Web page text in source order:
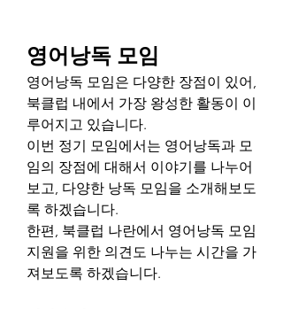
영어낭독 모임
영어낭독 모임은 다양한 장점이 있어,
북클럽 내에서 가장 왕성한 활동이 이
루어지고 있습니다.
이번 정기 모임에서는 영어낭독과 모
임의 장점에 대해서 이야기를 나누어
보고, 다양한 낭독 모임을 소개해보도
록 하겠습니다.
한편, 북클럽 나란에서 영어낭독 모임
지원을 위한 의견도 나누는 시간을 가
져보도록 하겠습니다.